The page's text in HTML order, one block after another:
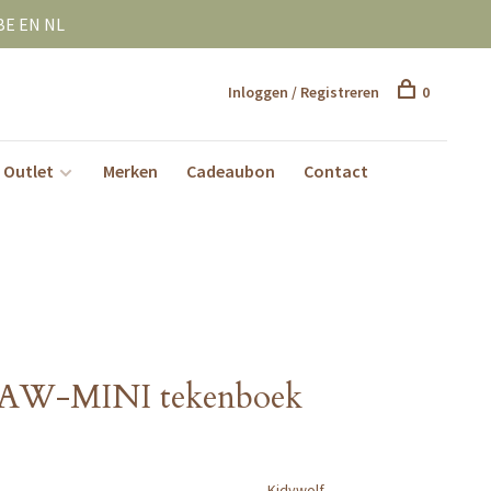
EN NL
Outlet Merken Cadeaubon Contact
Inloggen / Registreren 0
MINI tekenboek